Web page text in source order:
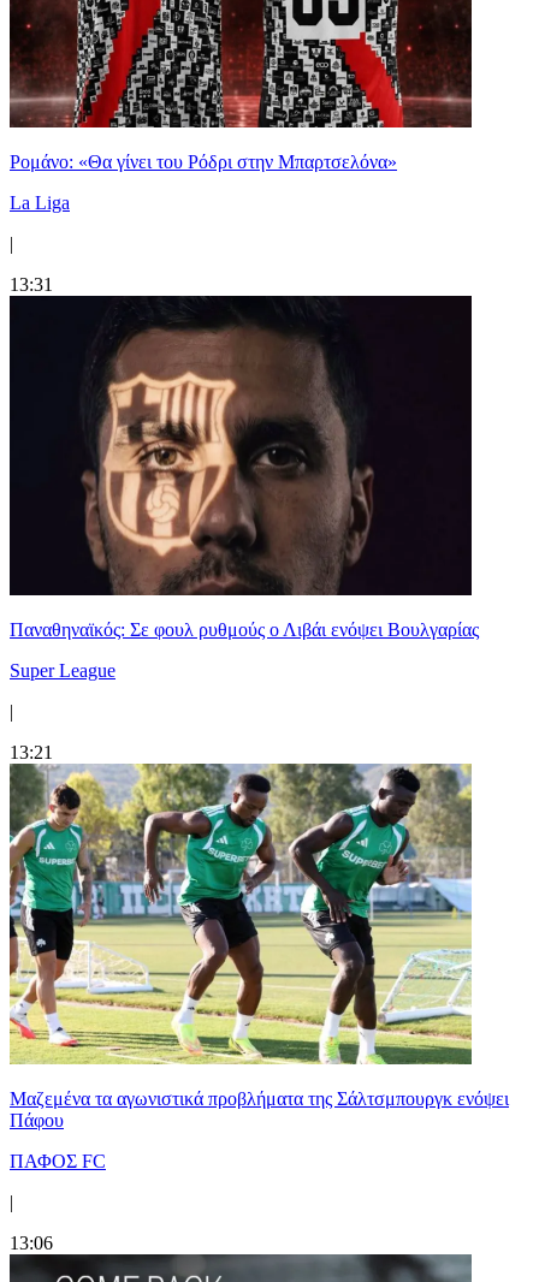
Ρομάνο: «Θα γίνει του Ρόδρι στην Μπαρτσελόνα»
La Liga
|
13:31
Παναθηναϊκός: Σε φουλ ρυθμούς ο Λιβάι ενόψει Βουλγαρίας
Super League
|
13:21
Μαζεμένα τα αγωνιστικά προβλήματα της Σάλτσμπουργκ ενόψει
Πάφου
ΠΑΦΟΣ FC
|
13:06